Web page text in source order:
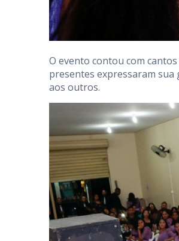
O evento contou com
presentes expressaram
aos outros.